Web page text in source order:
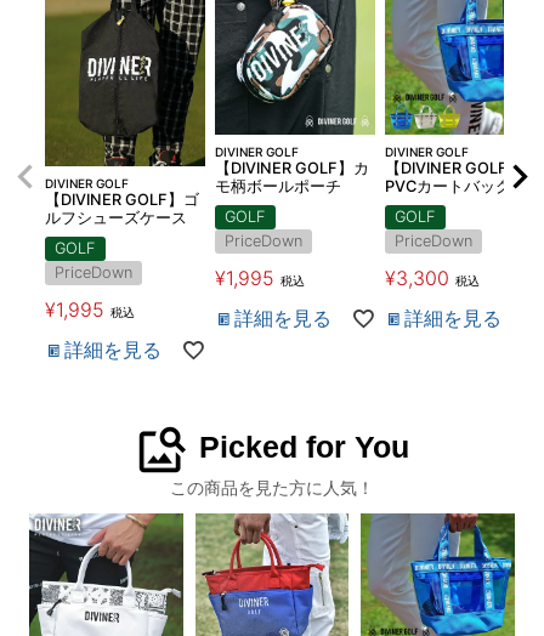
DIVINER GOLF
【DIVINER GOLF】ゴ
ルフシューズケース
GOLF
PriceDown
¥1,995 税込
詳細を見る
DIVINER GOLF
【DIVINER GOLF】カ
モ柄ボールポーチ
GOLF
PriceDown
¥1,995 税込
詳細を見る
DIVINER GOLF
【DIVINER GOLF】
PVCカートバッグ
GOLF
PriceDown
¥3,300 税込
詳細を見る
image_search Picked for You
この商品を見た方に人気！